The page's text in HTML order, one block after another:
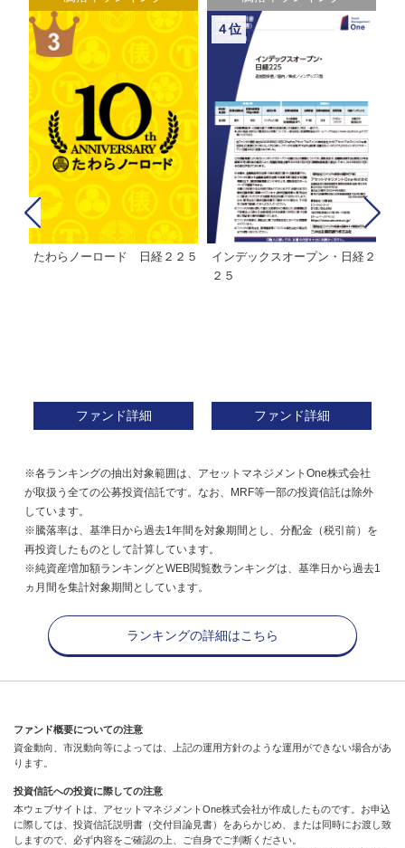
たわらノーロード 日経２２５
ファンド詳細
４位
インデックスオープン・日経２
２５
ファンド詳細
※各ランキングの抽出対象範囲は、アセットマネジメントOne株式会社
が取扱う全ての公募投資信託です。なお、MRF等一部の投資信託は除外
しています。
※騰落率は、基準日から過去1年間を対象期間とし、分配金（税引前）を
再投資したものとして計算しています。
※純資産増加額ランキングとWEB閲覧数ランキングは、基準日から過去1
ヵ月間を集計対象期間としています。
ランキングの詳細はこちら
ファンド概要についての注意
資金動向、市況動向等によっては、上記の運用方針のような運用ができない場合があ
ります。
投資信託への投資に際しての注意
本ウェブサイトは、アセットマネジメントOne株式会社が作成したものです。お申込
に際しては、投資信託説明書（交付目論見書）をあらかじめ、または同時にお渡し致
しますので、必ず内容をご確認の上、ご自身でご判断ください。